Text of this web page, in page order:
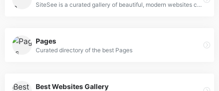
SiteSee is a curated gallery of beautiful, modern websites collections.
Pages
Curated directory of the best Pages
Best Websites Gallery